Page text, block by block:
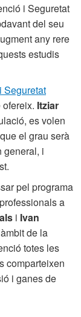
i Seguretat
del seu
any rere
estudis
Seguretat
Itziar
es volen
el grau serà
general, i
pel programa
a
i Ivan
de la
totes les
comparteixen
i ganes de